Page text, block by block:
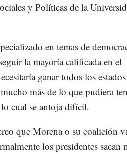
y Políticas de la
en temas de
la mayoría calificada en el
ganar todos los
más de lo que pudiera
cual se antoja difícil.
que Morena o su coalición
los presidentes sacan